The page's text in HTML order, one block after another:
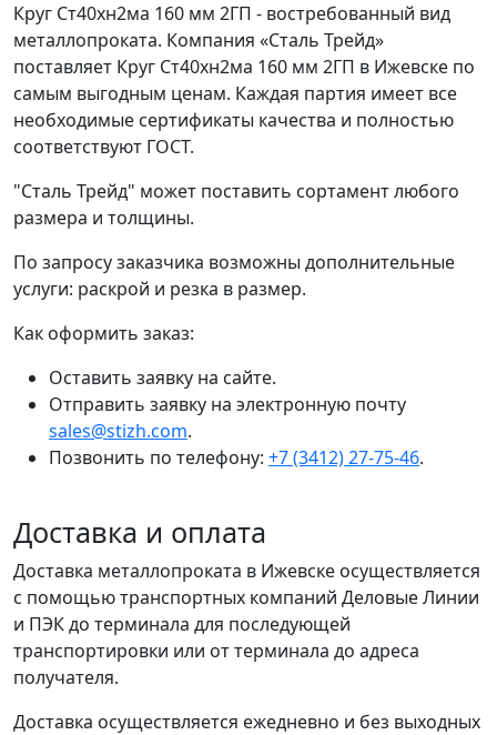
Круг Ст40хн2ма 160 мм 2ГП - востребованный вид
металлопроката. Компания «Сталь Трейд»
поставляет Круг Ст40хн2ма 160 мм 2ГП в Ижевске по
самым выгодным ценам. Каждая партия имеет все
необходимые сертификаты качества и полностью
соответствуют ГОСТ.
"Сталь Трейд" может поставить сортамент любого
размера и толщины.
По запросу заказчика возможны дополнительные
услуги: раскрой и резка в размер.
Как оформить заказ:
Оставить заявку на сайте.
Отправить заявку на электронную почту
sales@stizh.com.
Позвонить по телефону: +7 (3412) 27-75-46.
Доставка и оплата
Доставка металлопроката в Ижевске осуществляется
с помощью транспортных компаний Деловые Линии
и ПЭК до терминала для последующей
транспортировки или от терминала до адреса
получателя.
Доставка осуществляется ежедневно и без выходных